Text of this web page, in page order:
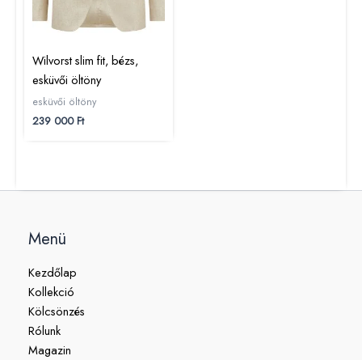
Wilvorst slim fit, bézs,
esküvői öltöny
esküvői öltöny
239 000Ft
Menü
Kezdőlap
Kollekció
Kölcsönzés
Rólunk
Magazin